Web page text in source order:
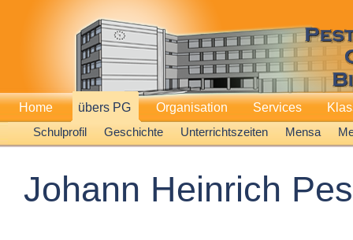
Home
übers PG
Schulprofil
Geschichte Unterrichtszeiten Mensa
Organisation Services
Johann Heinrich